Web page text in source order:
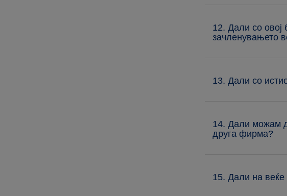
12. Дали со овој
зачленувањето
13. Дали со
14. Дали можам
друга фирма?
15. Дали на веќе